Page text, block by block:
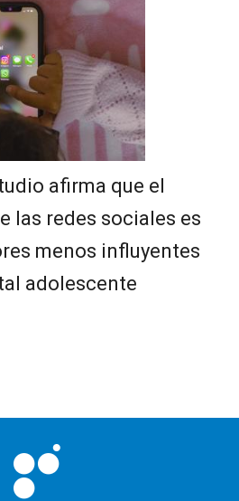
afirma que el
las redes sociales es
menos influyentes
adolescente